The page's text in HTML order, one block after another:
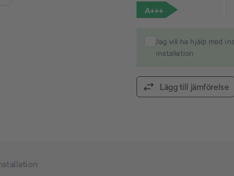
A+++
Jag vill ha hjälp med
installation
Lägg till jämförelse